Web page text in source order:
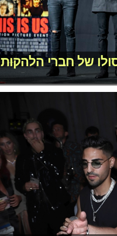
של חברי הלהקות